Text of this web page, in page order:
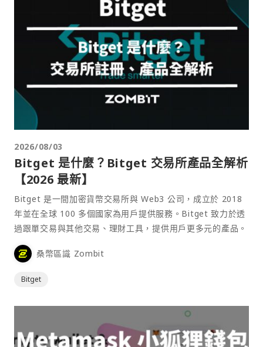
2026/08/03
Bitget 是什麼？Bitget 交易所產品全解析
【2026 最新】
Bitget 是一間加密貨幣交易所與 Web3 公司，成立於 2018
年並在全球 100 多個國家為用戶提供服務。Bitget 致力於透
過跟單交易與其他交易、理財工具，提供用戶更多元的產品。
桑幣區識 Zombit
Bitget